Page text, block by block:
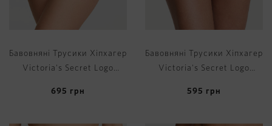
Бавовняні Трусики Хіпхагер
Victoria's Secret Logo
695 грн
Бавовняні Трусики Хіпхагер
Victoria's Secret Logo
595 грн